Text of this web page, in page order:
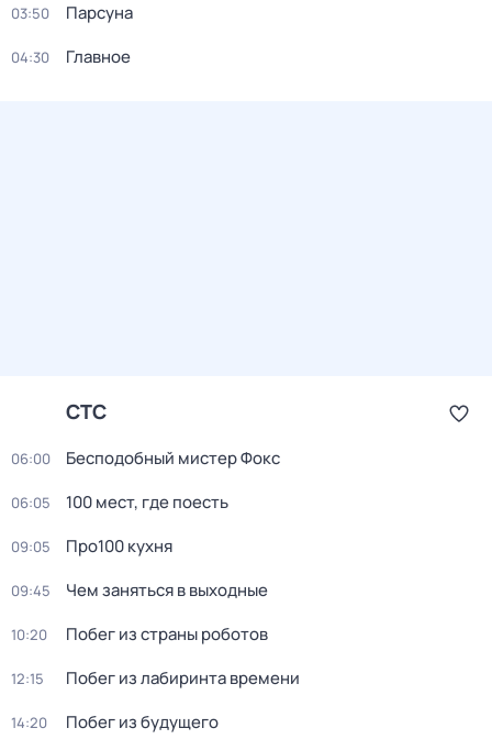
03:50 Парсуна
04:30 Главное
СТС
06:00 Бесподобный мистер Фокс
06:05 100 мест, где поесть
09:05 Про100 кухня
09:45 Чем заняться в выходные
10:20 Побег из страны роботов
12:15 Пoбег из лабиринтa времени
14:20 Побег из будущего